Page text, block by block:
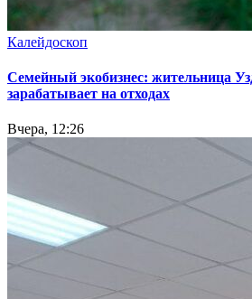
Калейдоскоп
Семейный экобизнес: жительница
зарабатывает на отходах
Вчера, 12:26